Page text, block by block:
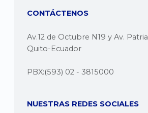
CONTÁCTENOS
Av.12 de Octubre N19 y Av. Patria
Quito-Ecuador
PBX:(593) 02 - 3815000
NUESTRAS REDES SOCIALES